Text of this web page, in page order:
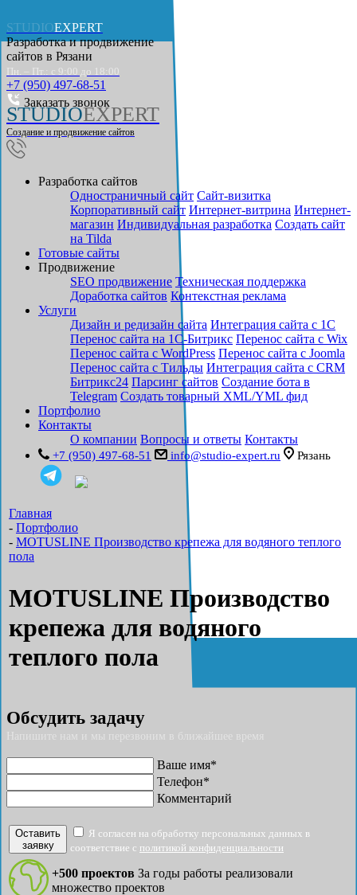
STUDIOEXPERT
Разработка и продвижение
сайтов в Рязани
Пн. – Пт.: с 9:00 до 18:00
+7 (950) 497-68-51
Заказать звонок
STUDIOEXPERT
Создание и продвижение сайтов
Разработка сайтов
Одностраничный сайт Cайт-визитка
Корпоративный сайт Интернет-витрина Интернет-
магазин Индивидуальная разработка Создать сайт
на Tilda
Готовые сайты
Продвижение
SEO продвижение Техническая поддержка
Доработка сайтов Контекстная реклама
Услуги
Дизайн и редизайн сайта Интеграция сайта с 1С
Перенос сайта на 1С-Битрикс Перенос сайта с Wix
Перенос сайта с WordPress Перенос сайта с Joomla
Перенос сайта с Тильды Интеграция сайта с CRM
Битрикс24 Парсинг сайтов Создание бота в
Telegram Создать товарный XML/YML фид
Портфолио
Контакты
О компании Вопросы и ответы Контакты
+7 (950) 497-68-51 info@studio-expert.ru Рязань
Главная
- Портфолио
- MOTUSLINE Производство крепежа для водяного теплого
пола
MOTUSLINE Производство
крепежа для водяного
теплого пола
Обсудить задачу
Напишите нам и мы перезвоним в ближайшее время
Ваше имя*
Телефон*
Комментарий
Оставить
заявку
Я согласен на обработку персональных данных в
соответствие с политикой конфиденциальности
+500 проектов За годы работы реализовали
множество проектов